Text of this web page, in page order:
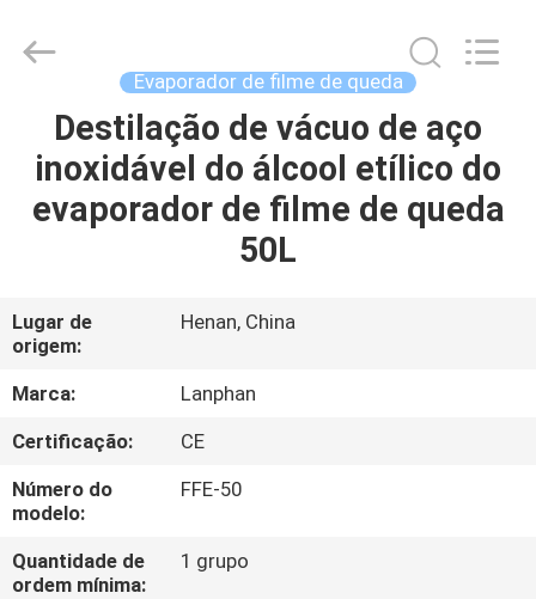
CASA
PRODUTOS
SOBRE
NÓS
EXCURSÃO
DA
FÁBRICA
Lanphan
Industry
Evaporador de filme de queda
Destilação de vácuo de aço
inoxidável do álcool etílico do
evaporador de filme de queda
50L
Lugar de
origem:
Henan, China
Marca:
Lanphan
Certificação:
CE
Número do
modelo:
FFE-50
Quantidade de
ordem mínima:
1 grupo